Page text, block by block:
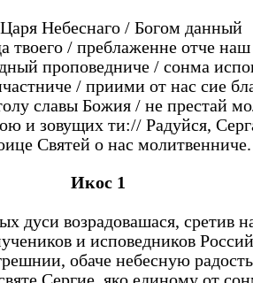
Небеснаго / Богом данный
твоего / преблаженне отче
проповедниче / сонма
/ приими от нас сие
славы Божия / не престай
и зовущих ти:// Радуйся,
Святей о нас молитвенниче.
Икос 1
дуси возрадовашася, сретив
и исповедников
обаче небесную